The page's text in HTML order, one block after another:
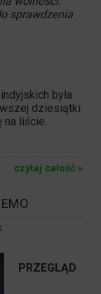
sprawdzenia
była
dziesiątki
na liście.
czytaj całość »
PRZEGLĄD